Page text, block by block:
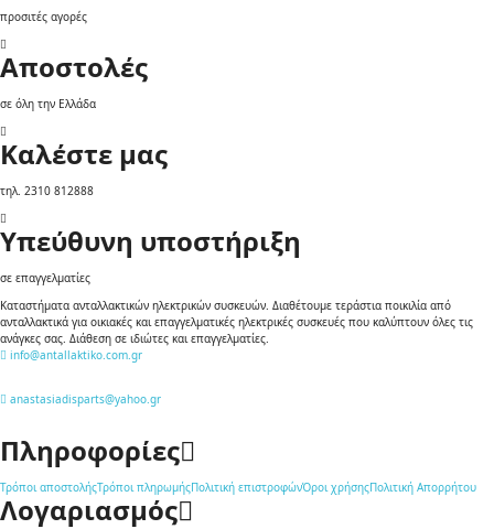
προσιτές αγορές
Αποστολές
σε όλη την Ελλάδα
Καλέστε μας
τηλ. 2310 812888
Υπεύθυνη υποστήριξη
σε επαγγελματίες
Καταστήματα ανταλλακτικών ηλεκτρικών συσκευών. Διαθέτουμε τεράστια ποικιλία από
ανταλλακτικά για οικιακές και επαγγελματικές ηλεκτρικές συσκευές που καλύπτουν όλες τις
ανάγκες σας. Διάθεση σε ιδιώτες και επαγγελματίες.
info@antallaktiko.com.gr
anastasiadisparts@yahoo.gr
Πληροφορίες
Τρόποι αποστολήςΤρόποι πληρωμήςΠολιτική επιστροφώνΌροι χρήσηςΠολιτική Απορρήτου
Λογαριασμός